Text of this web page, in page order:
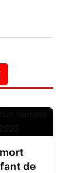
de